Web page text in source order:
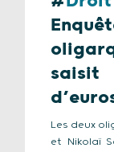
saisit
Les deux
et Nikolaï